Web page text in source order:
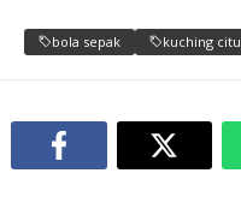
bola sepak kuching citu